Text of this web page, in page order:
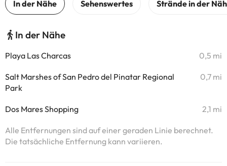
In der Nähe
Playa Las Charcas 0,5 mi
Salt Marshes of San Pedro del Pinatar Regional
Park
0,7 mi
Dos Mares Shopping 2,1 mi
Alle Entfernungen sind auf einer geraden Linie berechnet.
Die tatsächliche Entfernung kann variieren.